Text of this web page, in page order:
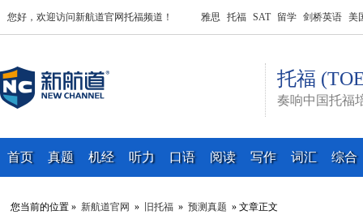
您好，欢迎访问新航道官网托福频道！ 雅思 托福 SAT 留学 剑桥英语 美
托福
奏响中国托福
首页 真题 机经 听力 口语 阅读 写作 词汇 综合
您当前的位置 » 新航道官网 » 旧托福 » 预测真题 » 文章正文